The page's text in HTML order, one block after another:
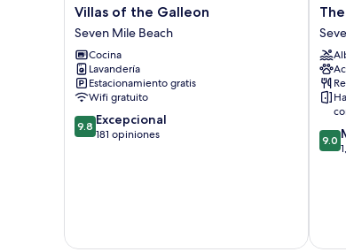
Villas
of
the
Galleon
Seven
Mile
Beach
Villas of the Galleon
Seven Mile Beach
Cocina
Lavandería
Estacionamiento gratis
Wifi gratuito
9.8
de
9.8 Excepcional
181 opiniones
The
and
Mile
9.0
de
9.0